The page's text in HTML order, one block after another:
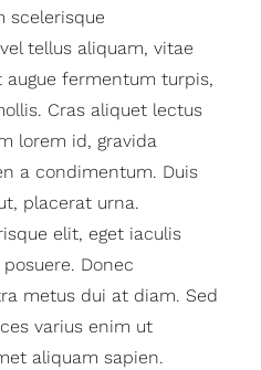
scelerisque
tellus aliquam, vitae
fermentum turpis,
Cras aliquet lectus
lorem id, gravida
a condimentum. Duis
placerat urna.
elit, eget iaculis
Donec
metus dui at diam. Sed
varius enim ut
aliquam sapien.